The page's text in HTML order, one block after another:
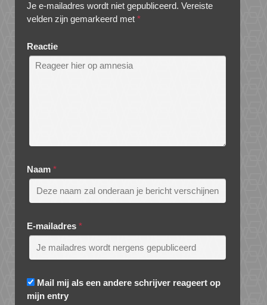
Je e-mailadres wordt niet gepubliceerd. Vereiste
velden zijn gemarkeerd met *
Reactie
Naam *
E-mailadres *
Mail mij als een andere schrijver reageert op
mijn entry